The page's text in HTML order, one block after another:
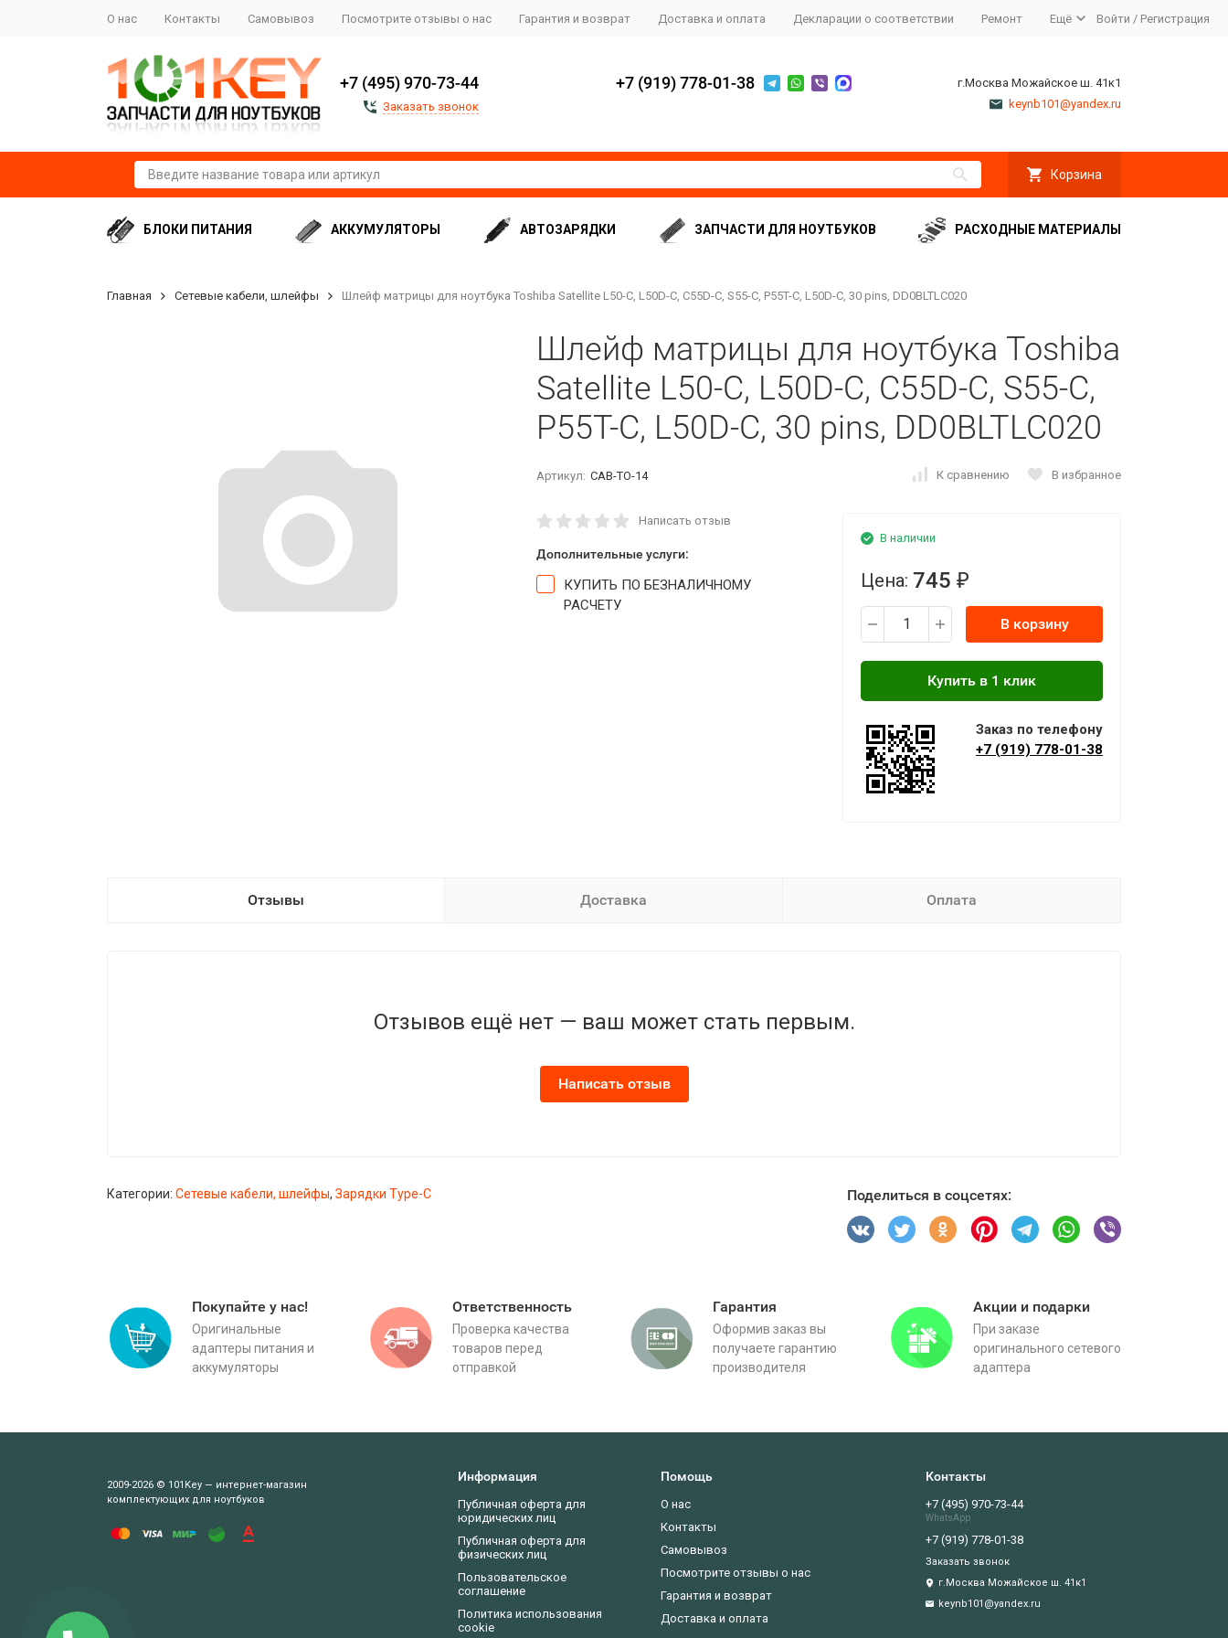
О нас Контакты Самовывоз Посмотрите отзывы о нас Гарантия и возврат Доставка и оплата Декларации о соответствии Ремонт Ещё Войти / Регистрация
+7 (495) 970-73-44
Заказать звонок
+7 (919) 778-01-38
г.Москва Можайское ш. 41к1
keynb101@yandex.ru
Корзина
БЛОКИ ПИТАНИЯ АККУМУЛЯТОРЫ АВТОЗАРЯДКИ ЗАПЧАСТИ ДЛЯ НОУТБУКОВ РАСХОДНЫЕ МАТЕРИАЛЫ
Главная Сетевые кабели, шлейфы Шлейф матрицы для ноутбука Toshiba Satellite L50-C, L50D-C, C55D-C, S55-C, P55T-C, L50D-C, 30 pins, DD0BLTLC020
Шлейф матрицы для ноутбука Toshiba
Satellite L50-C, L50D-C, C55D-C, S55-C,
P55T-C, L50D-C, 30 pins, DD0BLTLC020
Артикул: CAB-TO-14 К сравнению В избранное
Написать отзыв
Дополнительные услуги:
КУПИТЬ ПО БЕЗНАЛИЧНОМУ
РАСЧЕТУ
В наличии
Цена: 745 ₽
В корзину
Заказ по телефону
+7 (919) 778-01-38
Отзывы Доставка Оплата
Отзывов ещё нет — ваш может стать первым.
Написать отзыв
Категории: Сетевые кабели, шлейфы, Зарядки Type-C Поделиться в соцсетях:
Покупайте у нас!
Оригинальные
адаптеры питания и
аккумуляторы
Ответственность
Проверка качества
товаров перед
отправкой
Гарантия
Оформив заказ вы
получаете гарантию
производителя
Акции и подарки
При заказе
оригинального сетевого
адаптера
2009-2026 © 101Key — интернет-магазин
комплектующих для ноутбуков
Информация
Публичная оферта для
юридических лиц
Публичная оферта для
физических лиц
Пользовательское
соглашение
Политика использования
cookie
Помощь
О нас
Контакты
Самовывоз
Посмотрите отзывы о нас
Гарантия и возврат
Доставка и оплата
Контакты
+7 (495) 970-73-44
WhatsApp
+7 (919) 778-01-38
Заказать звонок
г.Москва Можайское ш. 41к1
keynb101@yandex.ru